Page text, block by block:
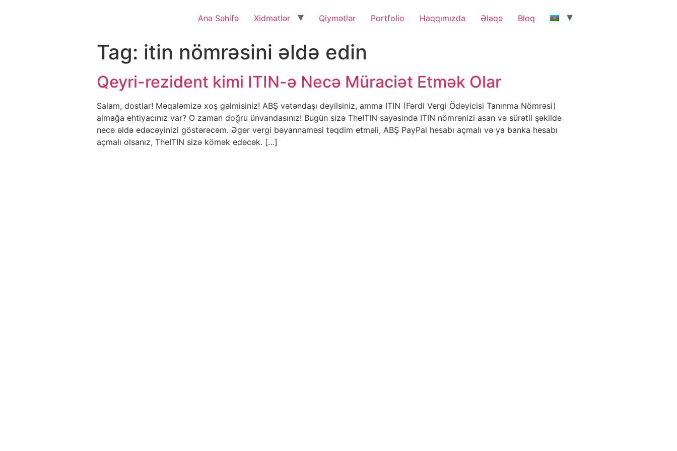
Ana Səhifə Xidmətlər Qiymətlər Portfolio Haqqımızda Əlaqə Bloq
Tag: itin nömrəsini əldə edin
Qeyri-rezident kimi ITIN-ə Necə Müraciət Etmək Olar
Salam, dostlar! Məqaləmizə xoş gəlmisiniz! ABŞ vətəndaşı deyilsiniz, amma ITIN (Fərdi Vergi Ödəyicisi Tanınma Nömrəsi)
almağa ehtiyacınız var? O zaman doğru ünvandasınız! Bugün sizə TheITIN sayəsində ITIN nömrənizi asan və sürətli şəkildə
necə əldə edəcəyinizi göstərəcəm. Əgər vergi bəyannaməsi təqdim etməli, ABŞ PayPal hesabı açmalı və ya banka hesabı
açmalı olsanız, TheITIN sizə kömək edəcək. […]